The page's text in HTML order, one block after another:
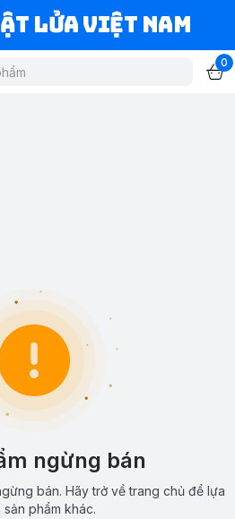
Lửa Việt Nam
0
ngừng bán
bán. Hãy trở về trang chủ để lựa
sản phẩm khác.